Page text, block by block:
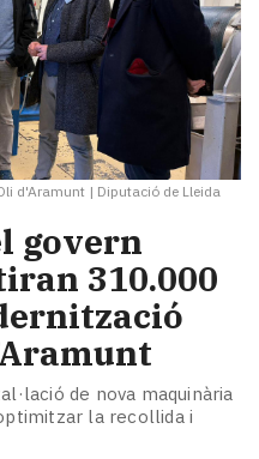
d'Aramunt | Diputació de Lleida
govern
310.000
de nova maquinària
la recollida i